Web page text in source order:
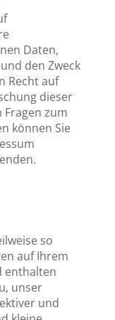
Daten,
den Zweck
Recht auf
dieser
Fragen zum
können Sie
so
auf Ihrem
enthalten
unser
und